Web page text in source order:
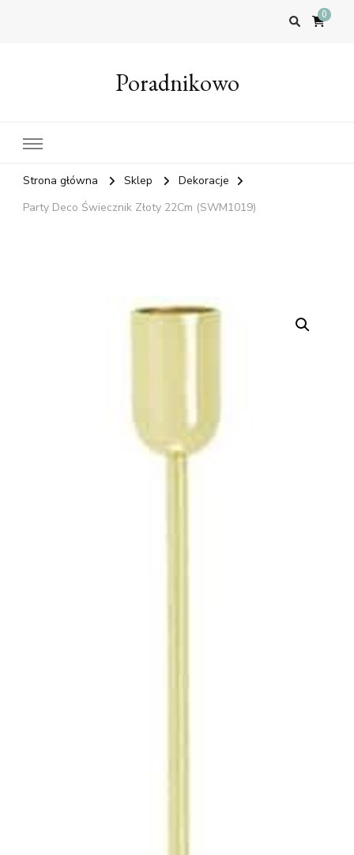
0
Poradnikowo
Strona główna Sklep
Dekoracje
Party Deco Świecznik Złoty 22Cm (SWM1019)